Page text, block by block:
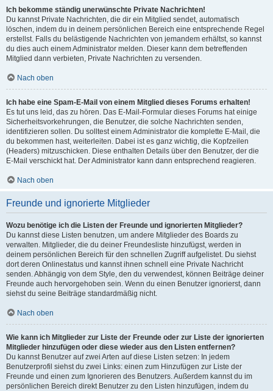
Ich bekomme ständig unerwünschte Private Nachrichten!
Du kannst Private Nachrichten, die dir ein Mitglied sendet, automatisch
löschen, indem du in deinem persönlichen Bereich eine entsprechende Regel
erstellst. Falls du belästigende Nachrichten von jemandem erhältst, so kannst
du dies auch einem Administrator melden. Dieser kann dem betreffenden
Mitglied dann verbieten, Private Nachrichten zu versenden.
Nach oben
Ich habe eine Spam-E-Mail von einem Mitglied dieses Forums erhalten!
Es tut uns leid, das zu hören. Das E-Mail-Formular dieses Forums hat einige
Sicherheitsvorkehrungen, die Benutzer, die solche Nachrichten senden,
identifizieren sollen. Du solltest einem Administrator die komplette E-Mail, die
du bekommen hast, weiterleiten. Dabei ist es ganz wichtig, die Kopfzeilen
(Headers) mitzuschicken. Diese enthalten Details über den Benutzer, der die
E-Mail verschickt hat. Der Administrator kann dann entsprechend reagieren.
Nach oben
Freunde und ignorierte Mitglieder
Wozu benötige ich die Listen der Freunde und ignorierten Mitglieder?
Du kannst diese Listen benutzen, um andere Mitglieder des Boards zu
verwalten. Mitglieder, die du deiner Freundesliste hinzufügst, werden in
deinem persönlichen Bereich für den schnellen Zugriff aufgelistet. Du siehst
dort deren Onlinestatus und kannst ihnen schnell eine Private Nachricht
senden. Abhängig von dem Style, den du verwendest, können Beiträge deiner
Freunde auch hervorgehoben sein. Wenn du einen Benutzer ignorierst, dann
siehst du seine Beiträge standardmäßig nicht.
Nach oben
Wie kann ich Mitglieder zur Liste der Freunde oder zur Liste der ignorierten
Mitglieder hinzufügen oder diese wieder aus den Listen entfernen?
Du kannst Benutzer auf zwei Arten auf diese Listen setzen: In jedem
Benutzerprofil siehst du zwei Links: einen zum Hinzufügen zur Liste der
Freunde und einen zum Ignorieren des Benutzers. Außerdem kannst du im
persönlichen Bereich direkt Benutzer zu den Listen hinzufügen, indem du